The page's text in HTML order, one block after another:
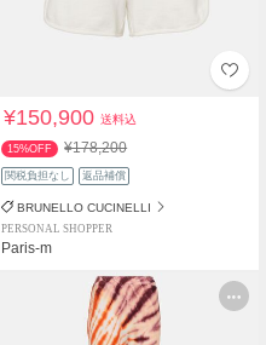
¥150,900送料込
15%OFF ¥178,200
関税負担なし 返品補償
BRUNELLO CUCINELLI
PERSONAL SHOPPER
Paris-m